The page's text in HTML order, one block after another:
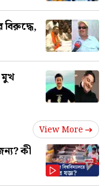
মুখ
View More
কী